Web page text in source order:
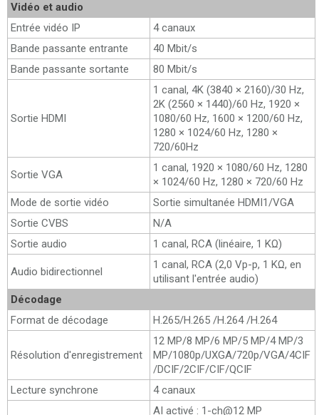
Vidéo et audio
Entrée vidéo IP
4 canaux
Bande passante entrante
40 Mbit/s
Bande passante sortante
80 Mbit/s
Sortie HDMI
1 canal, 4K (3840 × 2160)/30 Hz,
2K (2560 × 1440)/60 Hz, 1920 ×
1080/60 Hz, 1600 × 1200/60 Hz,
1280 × 1024/60 Hz, 1280 ×
720/60Hz
Sortie VGA
1 canal, 1920 × 1080/60 Hz, 1280
× 1024/60 Hz, 1280 × 720/60 Hz
Mode de sortie vidéo
Sortie simultanée HDMI1/VGA
Sortie CVBS
N/A
Sortie audio
1 canal, RCA (linéaire, 1 KΩ)
Audio bidirectionnel
1 canal, RCA (2,0 Vp-p, 1 KΩ, en
utilisant l'entrée audio)
Décodage
Format de décodage
H.265/H.265 /H.264 /H.264
Résolution d'enregistrement
12 MP/8 MP/6 MP/5 MP/4 MP/3
MP/1080p/UXGA/720p/VGA/4CIF
/DCIF/2CIF/CIF/QCIF
Lecture synchrone
4 canaux
AI activé : 1-ch@12 MP